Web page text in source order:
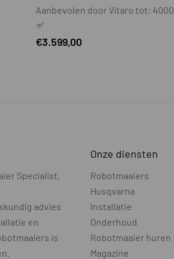
Aanbevolen door Vitaro tot: 4000
㎡
€3.599,00
Specialist,
advies
en
is
Onze diensten
Robotmaaiers
Husqvarna
Installatie
Onderhoud
Robotmaaier huren
Magazine